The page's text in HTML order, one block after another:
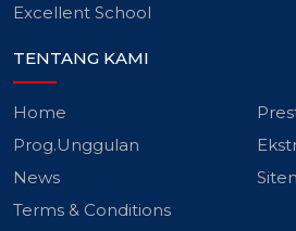
Excellent School
TENTANG KAMI
Home
Prog.Unggulan
News
Terms & Conditions